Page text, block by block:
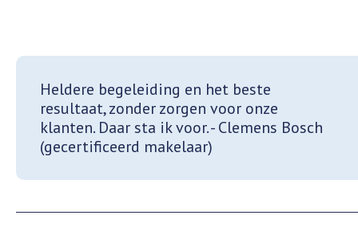
Heldere begeleiding en het beste
resultaat, zonder zorgen voor onze
klanten. Daar sta ik voor. - Clemens Bosch
(gecertificeerd makelaar)